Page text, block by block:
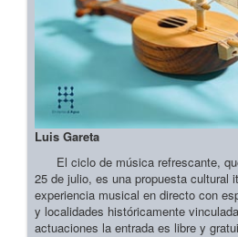
Luis Gareta
El ciclo de música refrescante,
25 de julio, es una propuesta cultural
experiencia musical en directo con
y localidades históricamente
actuaciones la entrada es libre y